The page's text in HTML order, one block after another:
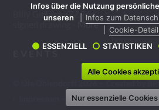
Billy Gibbons (ZZ Top)
More
EVENTS
Datenschutz·Cookie-
Infos über die Nutzung
unseren
Infos zum
Cookie-
ESSENZIELL
STATISTIKEN
Alle Cookies
Nur essenzielle